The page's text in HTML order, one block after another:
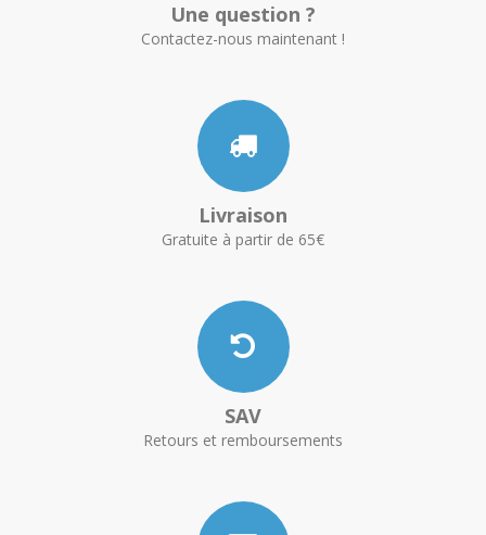
Une question ?
Contactez-nous maintenant !
Livraison
Gratuite à partir de 65€
SAV
Retours et remboursements